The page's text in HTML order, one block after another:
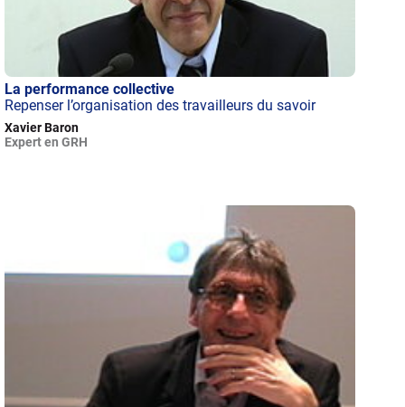
La performance collective
Repenser l’organisation des travailleurs du savoir
Xavier Baron
Expert en GRH